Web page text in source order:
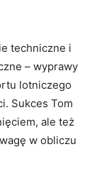
techniczne i
– wyprawy
lotniczego
Sukces Tom
ale też
w obliczu